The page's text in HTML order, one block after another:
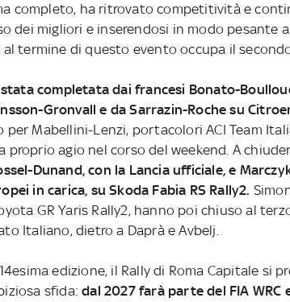
completo, ha ritrovato competitività e
dei migliori e inserendosi in modo pesante
al termine di questo evento occupa il
completata dai francesi Bonato-
Gronvall e da Sarrazin-Roche su
per Mabellini-Lenzi, portacolori ACI Team
proprio agio nel corso del weekend. A
Dunand, con la Lancia ufficiale, e
in carica, su Skoda Fabia RS Rally2.
GR Yaris Rally2, hanno poi chiuso al
Italiano, dietro a Daprà e Avbelj.
edizione, il Rally di Roma Capitale si
sfida:dal 2027 farà parte del FIA